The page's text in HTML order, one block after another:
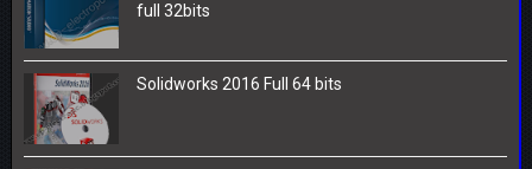
full 32bits
Solidworks 2016 Full 64 bits